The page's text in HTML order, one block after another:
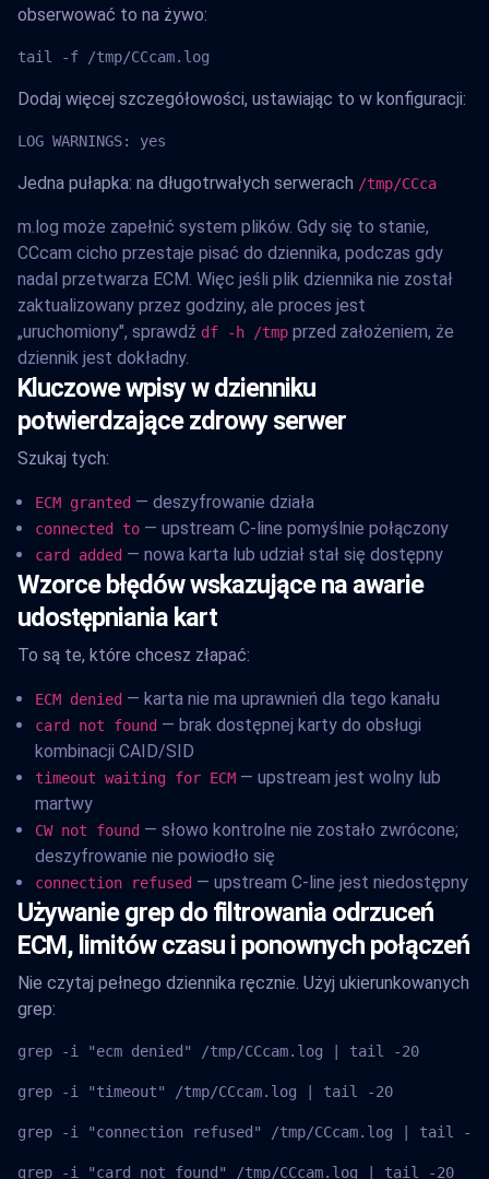
obserwować to na żywo:
tail -f /tmp/CCcam.log
Dodaj więcej szczegółowości, ustawiając to w konfiguracji:
LOG WARNINGS: yes
Jedna pułapka: na długotrwałych serwerach /tmp/CCca
m.log może zapełnić system plików. Gdy się to stanie,
CCcam cicho przestaje pisać do dziennika, podczas gdy
nadal przetwarza ECM. Więc jeśli plik dziennika nie został
zaktualizowany przez godziny, ale proces jest
„uruchomiony", sprawdź df -h /tmp przed założeniem, że
dziennik jest dokładny.
Kluczowe wpisy w dzienniku
potwierdzające zdrowy serwer
Szukaj tych:
ECM granted — deszyfrowanie działa
connected to — upstream C-line pomyślnie połączony
card added — nowa karta lub udział stał się dostępny
Wzorce błędów wskazujące na awarie
udostępniania kart
To są te, które chcesz złapać:
ECM denied — karta nie ma uprawnień dla tego kanału
card not found — brak dostępnej karty do obsługi
kombinacji CAID/SID
timeout waiting for ECM — upstream jest wolny lub
martwy
CW not found — słowo kontrolne nie zostało zwrócone;
deszyfrowanie nie powiodło się
connection refused — upstream C-line jest niedostępny
Używanie grep do filtrowania odrzuceń
ECM, limitów czasu i ponownych połączeń
Nie czytaj pełnego dziennika ręcznie. Użyj ukierunkowanych
grep:
grep -i "ecm denied" /tmp/CCcam.log | tail -20
grep -i "timeout" /tmp/CCcam.log | tail -20
grep -i "connection refused" /tmp/CCcam.log | tail -20
grep -i "card not found" /tmp/CCcam.log | tail -20